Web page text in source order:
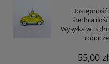
Dostępność:
średnia ilość
Wysyłka w:3 dni
robocze
55,00 zł